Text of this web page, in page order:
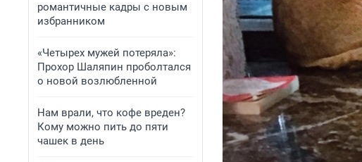
романтичные кадры с новым
избранником
«Четырех мужей потеряла»:
Прохор Шаляпин проболтался
о новой возлюбленной
Нам врали, что кофе вреден?
Кому можно пить до пяти
чашек в день